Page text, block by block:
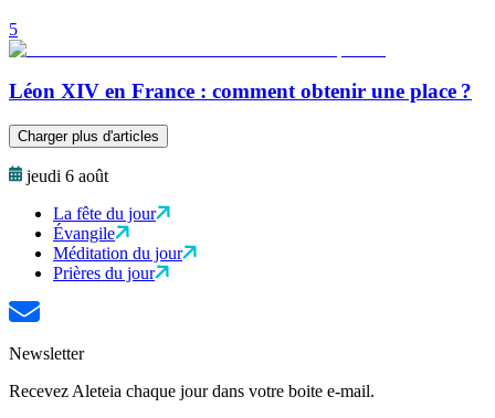
5
Léon XIV en France : comment obtenir une place ?
Charger plus d'articles
jeudi 6 août
La fête du jour
Évangile
Méditation du jour
Prières du jour
Newsletter
Recevez Aleteia chaque jour dans votre boite e-mail.